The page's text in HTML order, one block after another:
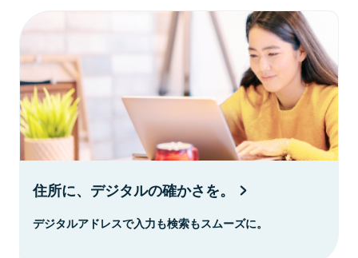
住所に、デジタルの確かさを。
デジタルアドレスで入力も検索もスムーズに。